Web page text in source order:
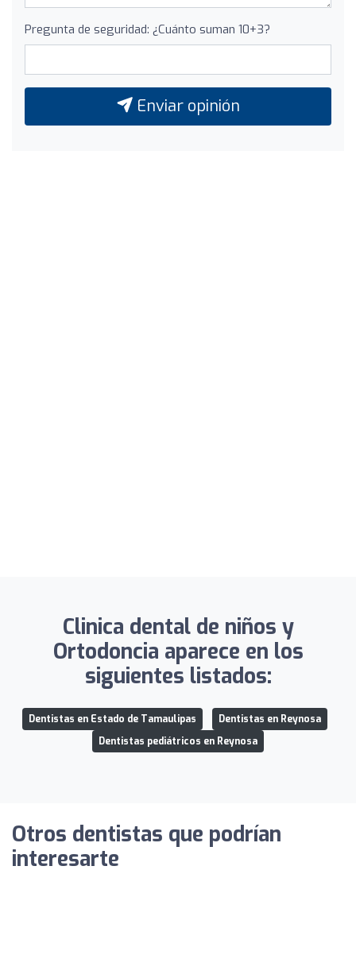
Pregunta de seguridad: ¿Cuánto suman 10+3?
Enviar opinión
Clinica dental de niños y
Ortodoncia aparece en los
siguientes listados:
Dentistas en Estado de Tamaulipas
Dentistas en Reynosa
Dentistas pediátricos en Reynosa
Otros dentistas que podrían
interesarte